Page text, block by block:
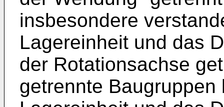
insbesondere
Lagereinheit und das
der Rotationsachse
getrennte